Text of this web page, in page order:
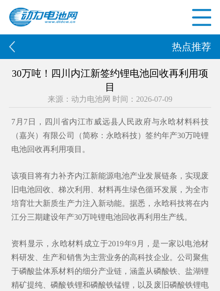
热点推荐
30万吨！四川内江新签约锂电池回收再利用项
目
来源：动力电池网 时间：2026-07-09
7月7日，四川省内江市威远县人民政府与永晗材料科技
（嘉兴）有限公司（简称：永晗科技）签约年产30万吨锂
电池回收再利用项目。
该项目将有力补齐内江新能源电池产业发展链条，实现废
旧电池回收、梯次利用、材料再生绿色循环发展，为全市
培育壮大新质生产力注入新动能。据悉，永晗科技将在内
江分三期建设年产30万吨锂电池回收再利用生产线。
资料显示，永晗材料成立于2019年9月，是一家以电池材
料研发、生产和销售为主营业务的高科技企业。公司聚焦
于磷酸盐体系材料的细分产业链，涵盖从磷酸铁、盐湖锂
精矿提纯、磷酸铁锂和磷酸铁锰锂，以及废旧磷酸铁锂电